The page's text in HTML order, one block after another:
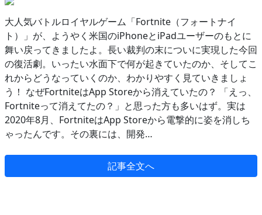
大人気バトルロイヤルゲーム「Fortnite（フォートナイ
ト）」が、ようやく米国のiPhoneとiPadユーザーのもとに
舞い戻ってきましたよ。長い裁判の末についに実現した今回
の復活劇。いったい水面下で何が起きていたのか、そしてこ
れからどうなっていくのか、わかりやすく見ていきましょ
う！ なぜFortniteはApp Storeから消えていたの？ 「えっ、
Fortniteって消えてたの？」と思った方も多いはず。実は
2020年8月、FortniteはApp Storeから電撃的に姿を消しち
ゃったんです。その裏には、開発…
記事全文へ